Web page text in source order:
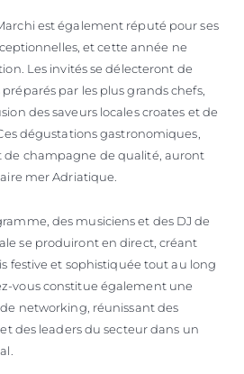
est également réputé pour ses
et cette année ne
Les invités se délecteront de
par les plus grands chefs,
des saveurs locales croates et de
dégustations gastronomiques,
de champagne de qualité, auront
mer Adriatique.
des musiciens et des DJ de
se produiront en direct, créant
festive et sophistiquée tout au long
vous constitue également une
networking, réunissant des
des leaders du secteur dans un